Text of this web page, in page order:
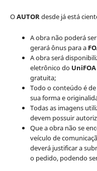
OAUTORdesde já está
A obra não poderá
gerará ônus para a
A obra será
eletrônico do UniFOA
gratuita;
Todo o conteúdo é
sua forma e
Todas as imagens
devem possuir
Que a obra não se
veículo de
deverá justificar a
o pedido, podendo